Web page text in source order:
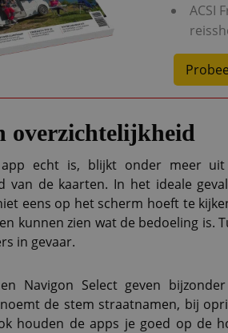
ACSI
overzichtelijkheid
echt is, blijkt onder meer
van de kaarten. In het ideale
eens op het scherm hoeft te
kunnen zien wat de bedoeling is.
in gevaar.
Navigon Select geven
de stem straatnamen, bij
houden de apps je goed op de